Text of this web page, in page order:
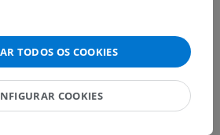
TODOS OS COOKIES
COOKIES